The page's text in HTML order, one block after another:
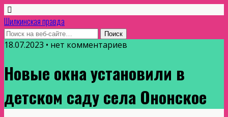
Шилкинская правда
18.07.2023 • нет комментариев
Новые окна установили в
детском саду села Ононское